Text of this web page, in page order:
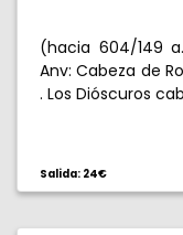
(hacia 604/149
Anv: Cabeza de
. Los Dióscuros
Salida: 24€